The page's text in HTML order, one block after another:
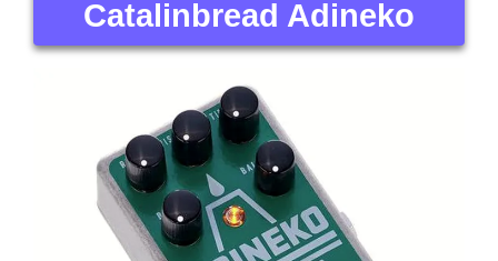
Catalinbread Adineko